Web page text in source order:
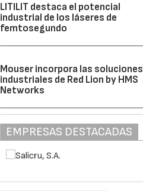
LITILIT destaca el potencial
industrial de los láseres de
femtosegundo
Mouser incorpora las soluciones
industriales de Red Lion by HMS
Networks
EMPRESAS DESTACADAS